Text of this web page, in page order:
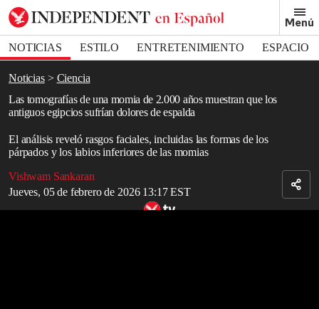
Menú
NOTICIAS ESTILO ENTRETENIMIENTO
ESPACIO
DEPORTES
Noticias
Ciencia
Las tomografías de una momia de 2.000 años muestran que los
antiguos egipcios sufrían dolores de espalda
El análisis reveló rasgos faciales, incluidas las formas de los
párpados y los labios inferiores de las momias
Vishwam Sankaran
Jueves, 05 de febrero de 2026 13:17 EST
Bookmark popover
Removed from bookmarks
Close popover